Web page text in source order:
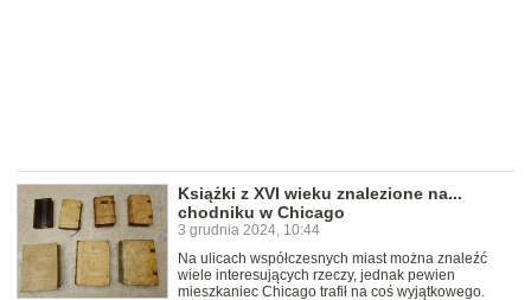
Książki z XVI wieku znalezione na...
chodniku w Chicago
3 grudnia 2024, 10:44
Na ulicach współczesnych miast można znaleźć
wiele interesujących rzeczy, jednak pewien
mieszkaniec Chicago trafił na coś wyjątkowego.